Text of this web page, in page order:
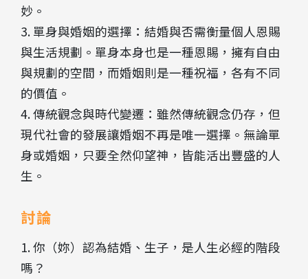
妙。
3. 單身與婚姻的選擇：結婚與否需衡量個人恩賜
與生活規劃。單身本身也是一種恩賜，擁有自由
與規劃的空間，而婚姻則是一種祝福，各有不同
的價值。
4. 傳統觀念與時代變遷：雖然傳統觀念仍存，但
現代社會的發展讓婚姻不再是唯一選擇。無論單
身或婚姻，只要全然仰望神，皆能活出豐盛的人
生。
討論
1. 你（妳）認為結婚、生子，是人生必經的階段
嗎？